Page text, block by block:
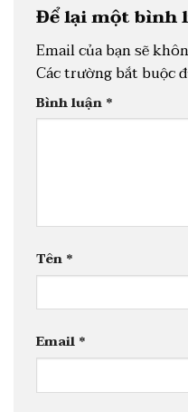
Để lại một bình
Email của bạn sẽ
Các trường bắt buộc
Bình luận *
Tên *
Email *